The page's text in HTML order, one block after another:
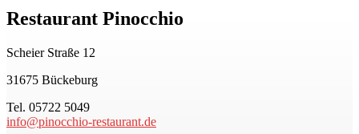
Restaurant Pinocchio
Scheier Straße 12
31675 Bückeburg
Tel. 05722 5049
info@pinocchio-restaurant.de